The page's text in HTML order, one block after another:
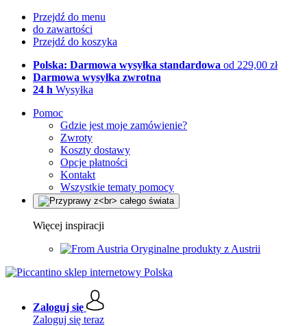
Przejdź do menu
do zawartości
Przejdź do koszyka
Polska: Darmowa wysyłka standardowa od 229,00 zł
Darmowa wysyłka zwrotna
24 h Wysyłka
Pomoc
Gdzie jest moje zamówienie?
Zwroty
Koszty dostawy
Opcje płatności
Kontakt
Wszystkie tematy pomocy
Więcej inspiracji
Oryginalne produkty z Austrii
Zaloguj się
Zaloguj się teraz